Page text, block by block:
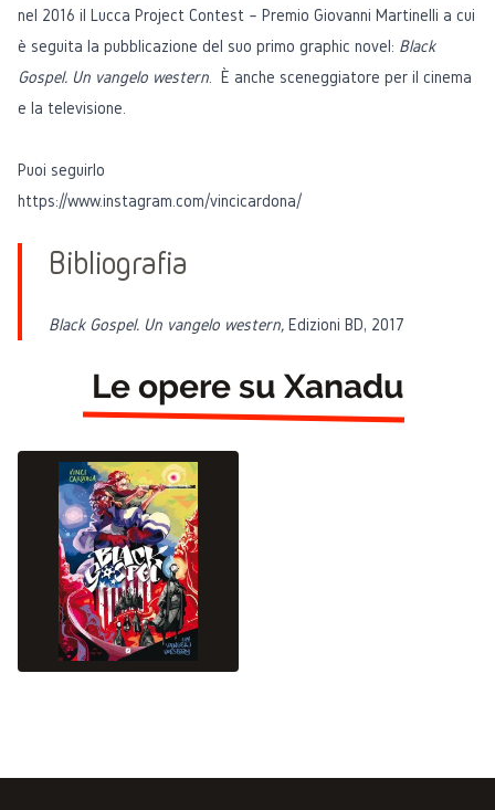
nel 2016 il Lucca Project Contest – Premio Giovanni Martinelli a cui
è seguita la pubblicazione del suo primo graphic novel: Black
Gospel. Un vangelo western . È anche sceneggiatore per il cinema
e la televisione.
Puoi seguirlo
https://www.instagram.com/vincicardona/
Le opere su Xanadu
Bibliografia
Black Gospel. Un vangelo western, Edizioni BD, 2017